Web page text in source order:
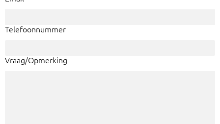
Telefoonnummer
Vraag/Opmerking